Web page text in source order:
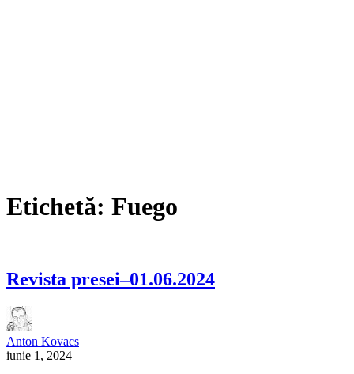
Etichetă: Fuego
Revista presei–01.06.2024
Anton Kovacs
iunie 1, 2024